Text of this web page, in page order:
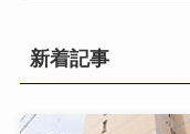
新着記事